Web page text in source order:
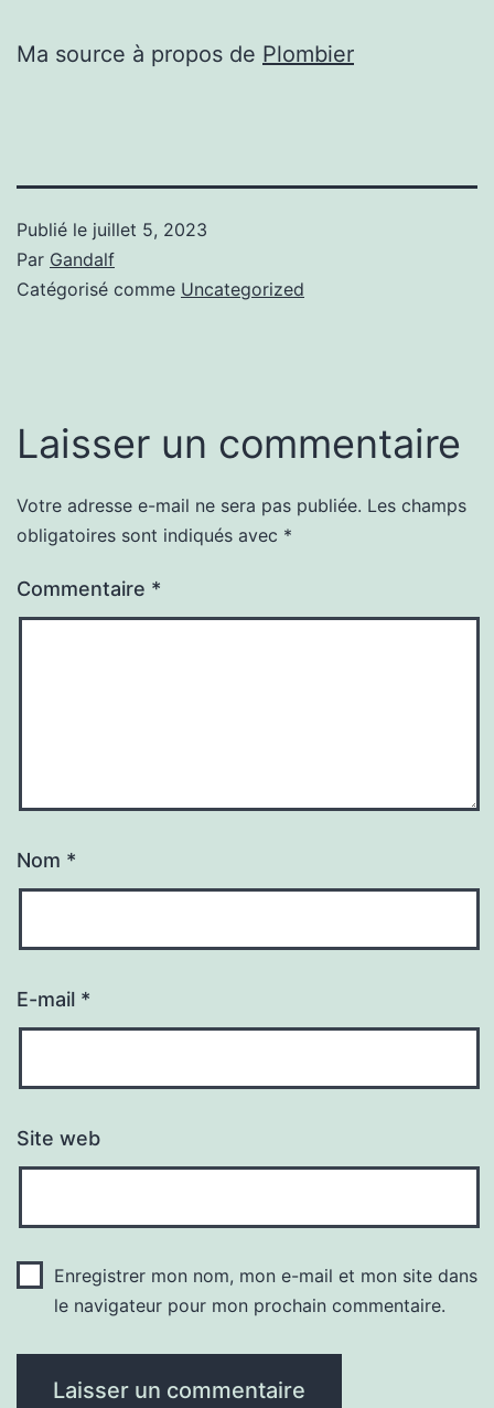
Ma source à propos de Plombier
Publié le juillet 5, 2023
Par Gandalf
Catégorisé comme Uncategorized
Laisser un commentaire
Votre adresse e-mail ne sera pas publiée. Les champs
obligatoires sont indiqués avec *
Commentaire *
Nom *
E-mail *
Site web
Enregistrer mon nom, mon e-mail et mon site dans
le navigateur pour mon prochain commentaire.